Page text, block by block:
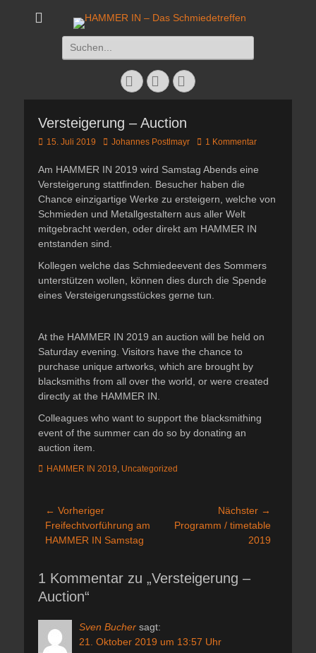
HAMMER IN - Das
Das Schmiedetreffen 26. – 28. Juli 2019
Suchen
nach:
Facebook
TwitterInstagram
Versteigerung – Auction
Veröffentlicht
15. Juli 2019 Autor
Johannes Postlmayr 1 Kommentar
Am HAMMER IN 2019 wird Samstag Abends eine
Versteigerung stattfinden. Besucher haben die
Chance einzigartige Werke zu ersteigern, welche von
Schmieden und Metallgestaltern aus aller Welt
mitgebracht werden, oder direkt am HAMMER IN
entstanden sind.
Kollegen welche das Schmiedeevent des Sommers
unterstützen wollen, können dies durch die Spende
eines Versteigerungsstückes gerne tun.
At the HAMMER IN 2019 an auction will be held on
Saturday evening. Visitors have the chance to
purchase unique artworks, which are brought by
blacksmiths from all over the world, or were created
directly at the HAMMER IN.
Colleagues who want to support the blacksmithing
event of the summer can do so by donating an
auction item.
Kategorien
HAMMER IN 2019, Uncategorized
Beitragsnavigation
← Vorheriger
Vorheriger
Beitrag:
Freifechtvorführung am
HAMMER IN Samstag
Nächster →
Nächster
Programm / timetable
2019
1 Kommentar zu „Versteigerung –
Auction“
Sven Bucher sagt:
21. Oktober 2019 um 13:57 Uhr